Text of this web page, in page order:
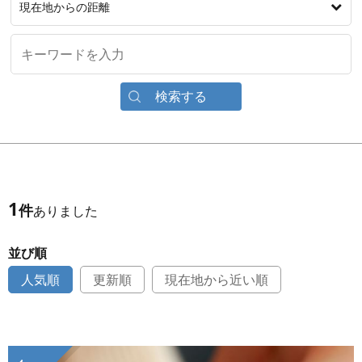
現在地からの距離
検索する
1件ありました
並び順
人気順
更新順 現在地から近い順